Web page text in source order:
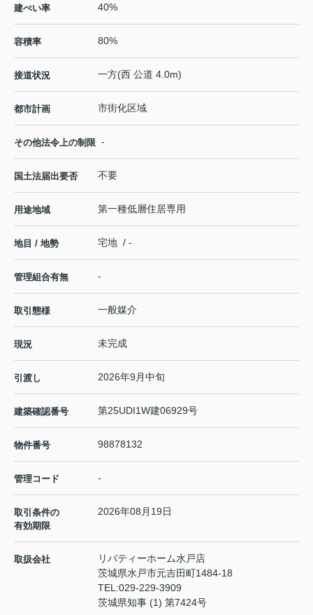
建ぺい率 40%
容積率 80%
接道状況 一方(西 公道 4.0m)
都市計画 市街化区域
その他法令上の制限 -
国土法届出要否 不要
用途地域 第一種低層住居専用
地目 / 地勢 宅地 / -
管理組合有無 -
取引態様 一般媒介
現況 未完成
引渡し 2026年9月中旬
建築確認番号 第25UDI1W建06929号
物件番号 98878132
管理コード -
取引条件の
有効期限
2026年08月19日
取扱会社
リバティーホーム水戸店
茨城県水戸市元吉田町1484-18
TEL:029-229-3909
茨城県知事 (1) 第7424号